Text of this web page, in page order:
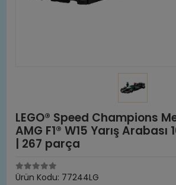
LEGO® Speed Champions
AMG F1® W15 Yarış
| 267 parça
Ürün Kodu: 77244LG